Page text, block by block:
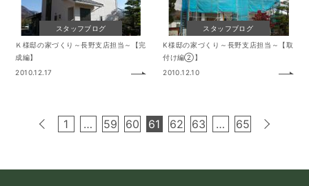
スタッフブログ
Ｋ様邸の家づくり～長野支店担当～【完
成編】
2010.12.17
スタッフブログ
K様邸の家づくり～長野支店担当～【取
付け編②】
2010.12.10
1 … 59 60 61 62 63 … 65